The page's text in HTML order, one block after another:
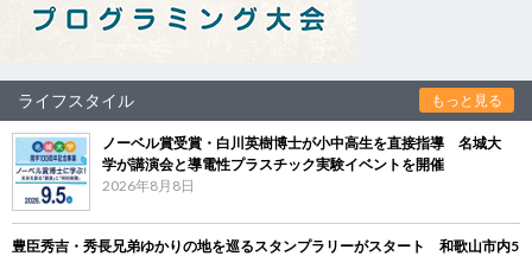
ライフスタイル もっと見る
ノーベル賞受賞・白川英樹博士が小中高生を直接指導 名城大
学が講演会と導電性プラスチック実験イベントを開催
2026年8月8日
豊臣秀吉・秀長兄弟ゆかりの地を巡るスタンプラリーがスタート 和歌山市内5